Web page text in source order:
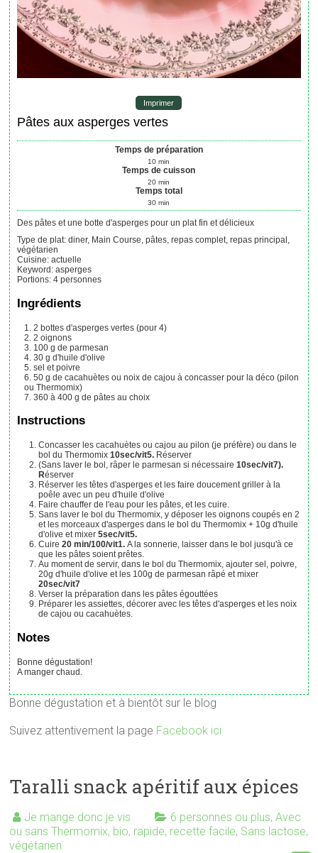
Imprimer
Pâtes aux asperges vertes
Temps de préparation
10 min
Temps de cuisson
20 min
Temps total
30 min
Des pâtes et une botte d'asperges pour un plat fin et délicieux
Type de plat: diner, Main Course, pâtes, repas complet, repas principal,
végétarien
Cuisine: actuelle
Keyword: asperges
Portions:4 personnes
Ingrédients
2 bottesd'asperges vertes (pour 4)
2 oignons
100 g de parmesan
30 g d'huile d'olive
sel et poivre
50 g de cacahuètes ou noix de cajou à concasser pour la déco (pilon
ou Thermomix)
360 à 400 g de pâtes au choix
Instructions
Concasser les cacahuètes ou cajou au pilon (je préfère) ou dans le
bol du Thermomix10sec/vit5. Réserver
(Sans laver le bol, râper le parmesan si nécessaire10sec/vit7).
Réserver
Réserver les têtes d'asperges et les faire doucement griller à la
poêle avec un peu d'huile d'olive
Faire chauffer de l'eau pour les pâtes, et les cuire.
Sans laver le bol du Thermomix, y déposer les oignons coupés en 2
et les morceaux d'asperges dans le bol du Thermomix + 10g d'huile
d'olive et mixer5sec/vit5.
Cuire20 min/100/vit1.A la sonnerie, laisser dans le bol jusqu'à ce
que les pâtes soient prêtes.
Au moment de servir, dans le bol du Thermomix, ajouter sel, poivre,
20g d'huile d'olive et les 100g de parmesan râpé et mixer
20sec/vit7
Verser la préparation dans les pâtes égouttées
Préparer les assiettes, décorer avec les têtes d'asperges et les noix
de cajou ou cacahuètes.
Notes
Bonne dégustation!
A manger chaud.
Bonne dégustation et à bientôt sur le blog
Suivez attentivement la page Facebook ici
Taralli snack apéritif aux épices
Je mange donc je vis 6 personnes ou plus,Avec
ou sans Thermomix, bio, rapide, recette facile, Sans lactose,
végétarien